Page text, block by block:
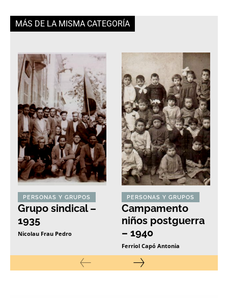
MÁS DE LA MISMA CATEGORÍA
PERSONAS Y GRUPOS
Grupo sindical –
1935
Nicolau Frau Pedro
PERSONAS Y GRUPOS
Campamento
niños postguerra
– 1940
Ferriol Capó Antonia